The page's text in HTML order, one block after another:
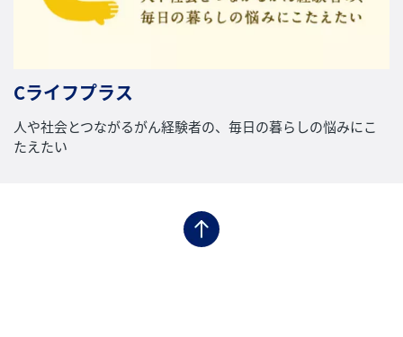
Cライフプラス
人や社会とつながるがん経験者の、毎日の暮らしの悩みにこ
たえたい